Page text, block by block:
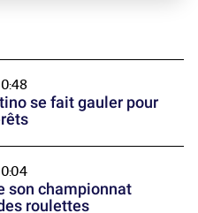
se fait gauler pour
son championnat
roulettes